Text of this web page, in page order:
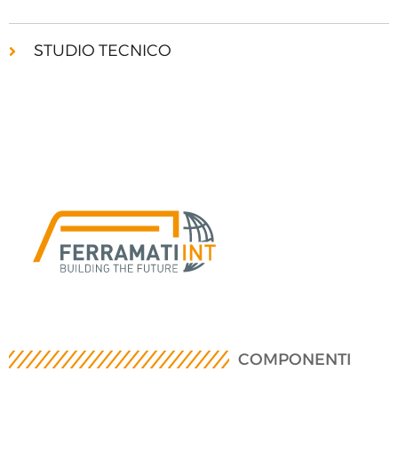
STUDIO TECNICO
COMPONENTI